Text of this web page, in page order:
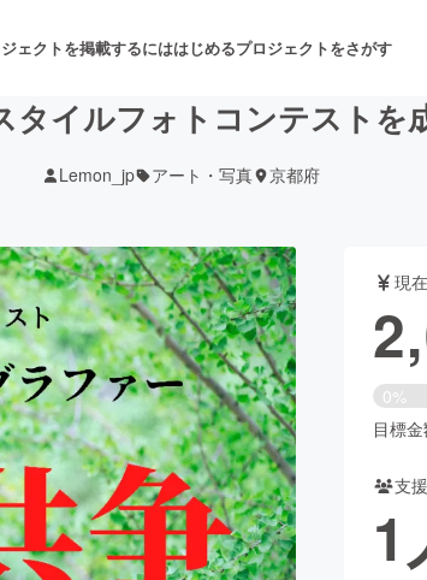
ェクトを掲載するにははじめるプロジェクトをさがす
舞台・パフォーマンス
ービス開発 フード・飲食店
出版 アニメ・漫画
ビューティー・ヘル
タイルフォトコンテストを
Lemon_jp アート・写真 京都府
現
0%
目標
支
1